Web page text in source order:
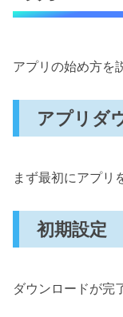
アプリの始め方を
アプリダ
まず最初にアプリ
初期設定
ダウンロードが完